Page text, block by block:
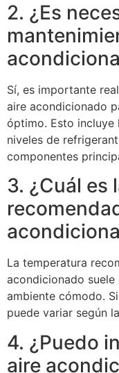
2. ¿Es
Sí, es importante
aire acondicionado
óptimo. Esto
niveles de
componentes
3. ¿Cuál es
La temperatura
acondicionado suele
ambiente cómodo.
puede variar según
4. ¿Puedo
aire